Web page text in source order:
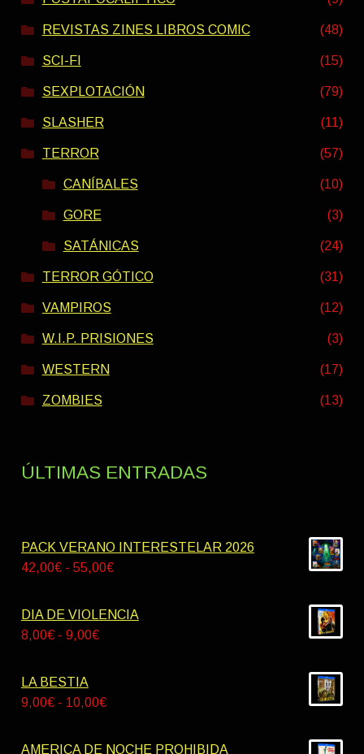
REVISTAS ZINES LIBROS COMIC (48)
SCI-FI (15)
SEXPLOTACIÓN (79)
SLASHER (11)
TERROR (57)
CANÍBALES (10)
GORE (3)
SATÁNICAS (24)
TERROR GÓTICO (31)
VAMPIROS (12)
W.I.P. PRISIONES (3)
WESTERN (17)
ZOMBIES (13)
ÚLTIMAS ENTRADAS
PACK VERANO INTERESTELAR 2026
42,00€ - 55,00€Rango
precios:
DIA DE VIOLENCIA
8,00€ - 9,00€Rango
desde
LA BESTIA
9,00€ - 10,00€Rango
precios:
AMERICA DE NOCHE PROHIBIDA